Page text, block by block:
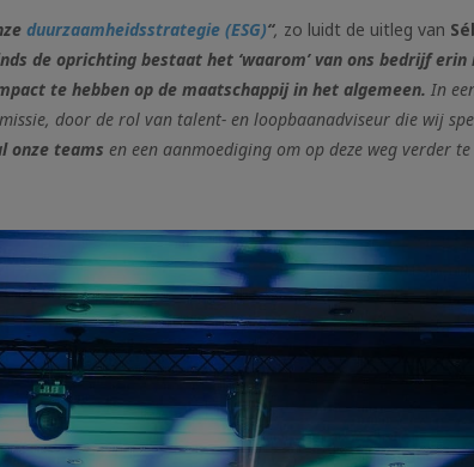
duurzaamheidsstrategie (ESG)“, zo luidt de uitleg van
de oprichting bestaat het ‘waarom’ van ons bedrijf erin
te hebben op de maatschappij in het algemeen. In
door de rol van talent- en loopbaanadviseur die wij
onze teams en een aanmoediging om op deze weg verder te